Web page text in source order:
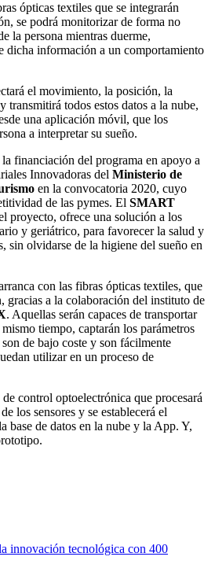
ópticas textiles que se integrarán
se podrá monitorizar de forma no
la persona mientras duerme,
dicha información a un comportamiento
el movimiento, la posición, la
transmitirá todos estos datos a la nube,
una aplicación móvil, que los
a interpretar su sueño.
financiación del programa en apoyo a
Innovadoras del Ministerio de
en la convocatoria 2020, cuyo
de las pymes. El SMART
proyecto, ofrece una solución a los
y geriátrico, para favorecer la salud y
sin olvidarse de la higiene del sueño en
con las fibras ópticas textiles, que
gracias a la colaboración del instituto de
. Aquellas serán capaces de transportar
tiempo, captarán los parámetros
de bajo coste y son fácilmente
utilizar en un proceso de
control optoelectrónica que procesará
los sensores y se establecerá el
base de datos en la nube y la App. Y,
innovación tecnológica con 400